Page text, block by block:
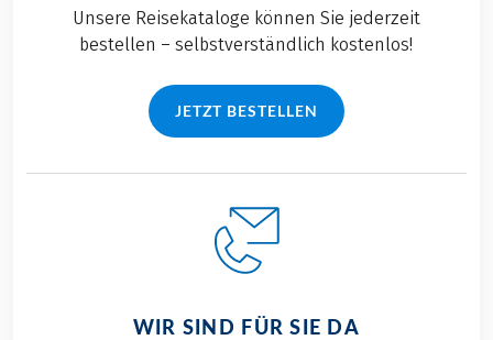
Unsere Reisekataloge können Sie jederzeit
bestellen – selbstverständlich kostenlos!
JETZT BESTELLEN
WIR SIND FÜR SIE DA